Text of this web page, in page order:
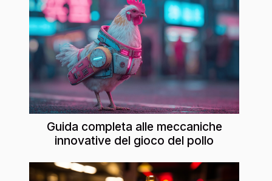
Guida completa alle meccaniche
innovative del gioco del pollo